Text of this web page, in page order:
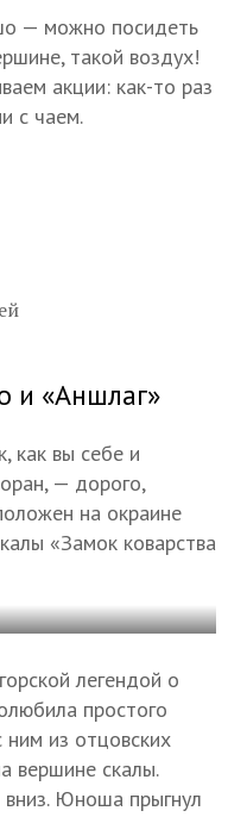
— можно посидеть
такой воздух!
акции: как-то раз
с чаем.
и «Аншлаг»
как вы себе и
— дорого,
на окраине
«Замок коварства
легендой о
простого
ним из отцовских
вершине скалы.
Юноша прыгнул